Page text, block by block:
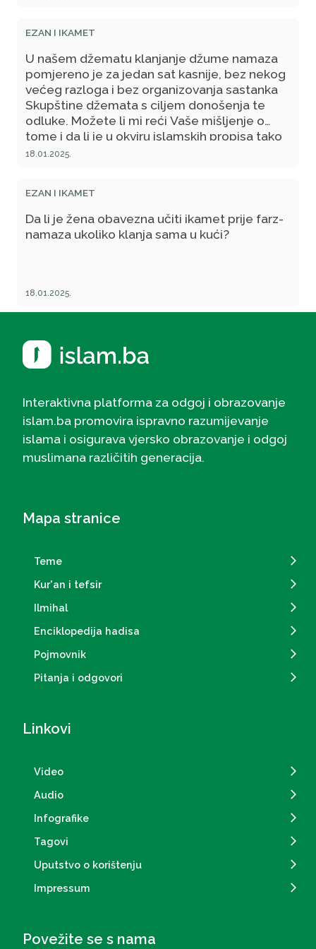
EZAN I IKAMET
U našem džematu klanjanje džume namaza
pomjereno je za jedan sat kasnije, bez nekog
većeg razloga i bez organizovanja sastanka
Skupštine džemata s ciljem donošenja te
odluke. Možete li mi reći Vaše mišljenje o
tome i da li je u okviru islamskih propisa tako
nešto dozvoljeno?
18.01.2025.
EZAN I IKAMET
Da li je žena obavezna učiti ikamet prije farz-
namaza ukoliko klanja sama u kući?
18.01.2025.
Interaktivna platforma za odgoj i obrazovanje
islam.ba promovira ispravno razumijevanje
islama i osigurava vjersko obrazovanje i odgoj
muslimana različitih generacija.
Mapa stranice
Teme
Kur'an i tefsir
Ilmihal
Enciklopedija hadisa
Pojmovnik
Pitanja i odgovori
Linkovi
Video
Audio
Infografike
Tagovi
Uputstvo o korištenju
Impressum
Povežite se s nama